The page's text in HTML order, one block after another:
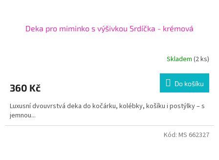
Deka pro miminko s výšivkou Srdíčka - krémová
Skladem (2 ks)
360 Kč Do košíku
Luxusní dvouvrstvá deka do kočárku, kolébky, košíku i postýlky – s
jemnou...
Kód: MS 662327